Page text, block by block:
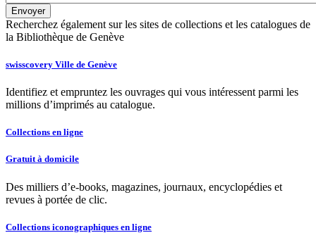
Recherchez également sur les sites de collections et les catalogues de
la Bibliothèque de Genève
swisscovery Ville de Genève
Identifiez et empruntez les ouvrages qui vous intéressent parmi les
millions d’imprimés au catalogue.
Collections en ligne
Gratuit à domicile
Des milliers d’e-books, magazines, journaux, encyclopédies et
revues à portée de clic.
Collections iconographiques en ligne